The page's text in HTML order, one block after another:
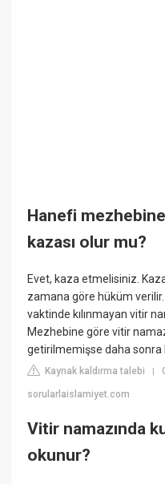
Hanefi
kazası olur mu?
Evet, kaza etmelisiniz.
zamana göre hüküm
vaktinde kılınmayan vitir
Mezhebine göre vitir
getirilmemişse daha sonra
Kaynak kaldırma talebi |
sorularlaislamiyet.com
Vitir namazında
okunur?